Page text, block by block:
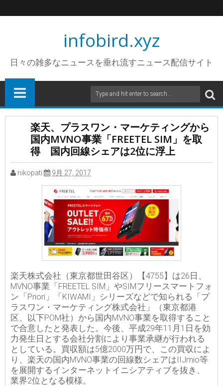
infobird.xyz
日々の雑多なニュースを垂れ流すニュース配信サイト
楽天、プラスワン・マーケティングから
国内MVNO事業「FREETEL SIM」を取
得 国内回線シェアは2位に浮上
nikopati 9月 27, 2017
楽天株式会社（東京都世田谷区）【4755】は26日、
MVNO事業「FREETEL SIM」やSIMフリースマートフォ
ン「Priori」「KIWAMI」シリーズなどで知られる「プ
ラスワン・マーケティング株式会社」（東京都港
区、以下POM社）から国内MVNO事業を取得すること
で合意したと発表した。今後、平成29年11月1日を効
力発生日とする会社分割により事業承継が行われる
としている。買収額は5億2000万円で、この買収によ
り、楽天の国内MVNO事業の回線数シェアはIIJmio等
を展開するインターネットイニシアティブを抜き、
業界2位となる模様。